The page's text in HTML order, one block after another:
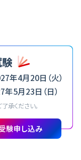
年4月20日（火）
年5月23日（日）
承ください。
験申し込み